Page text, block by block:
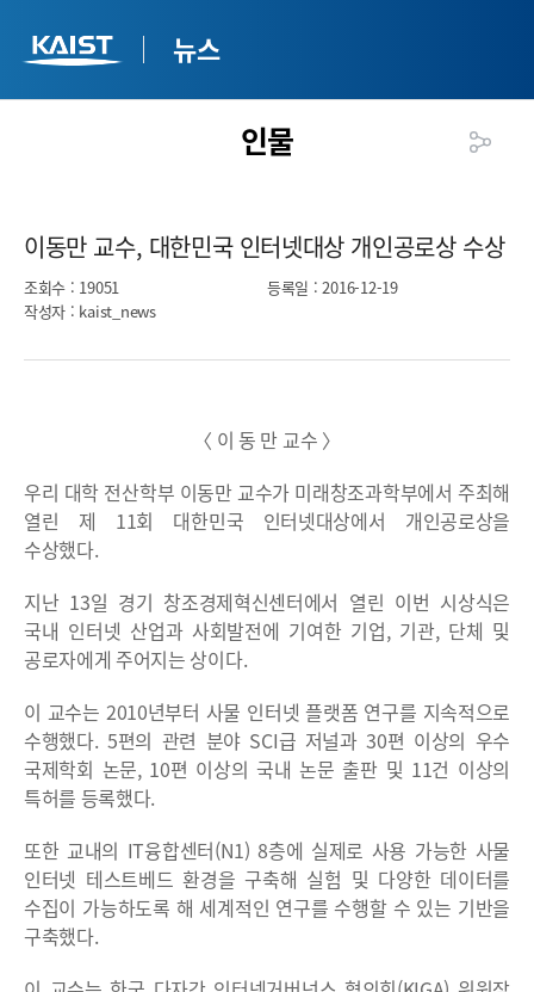
뉴스
인물
이동만 교수, 대한민국 인터넷대상 개인공로상 수상​
조회수 : 19051 등록일 : 2016-12-19
작성자 : kaist_news
〈 이 동 만 교수 〉
우리 대학 전산학부 이동만 교수가 미래창조과학부에서 주최해
열린 제 11회 대한민국 인터넷대상에서 개인공로상을
수상했다.
지난 13일 경기 창조경제혁신센터에서 열린 이번 시상식은
국내 인터넷 산업과 사회발전에 기여한 기업, 기관, 단체 및
공로자에게 주어지는 상이다.
이 교수는 2010년부터 사물 인터넷 플랫폼 연구를 지속적으로
수행했다. 5편의 관련 분야 SCI급 저널과 30편 이상의 우수
국제학회 논문, 10편 이상의 국내 논문 출판 및 11건 이상의
특허를 등록했다.
또한 교내의 IT융합센터(N1) 8층에 실제로 사용 가능한 사물
인터넷 테스트베드 환경을 구축해 실험 및 다양한 데이터를
수집이 가능하도록 해 세계적인 연구를 수행할 수 있는 기반을
구축했다.